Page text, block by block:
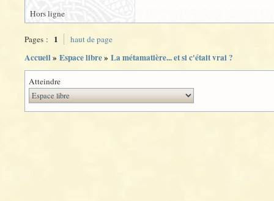
Hors ligne
Pages : 1 haut de page
Accueil» Espace libre» La métamatière... et si c'était vrai ?
Atteindre